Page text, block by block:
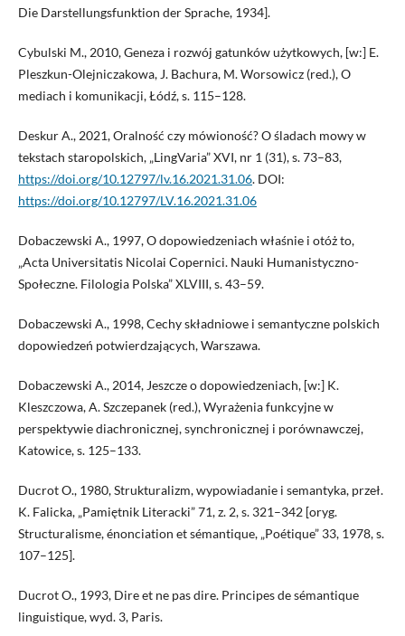
Die Darstellungsfunktion der Sprache, 1934].
Cybulski M., 2010, Geneza i rozwój gatunków użytkowych, [w:] E.
Pleszkun-Olejniczakowa, J. Bachura, M. Worsowicz (red.), O
mediach i komunikacji, Łódź, s. 115–128.
Deskur A., 2021, Oralność czy mówioność? O śladach mowy w
tekstach staropolskich, „LingVaria” XVI, nr 1 (31), s. 73–83,
https://doi.org/10.12797/lv.16.2021.31.06. DOI:
https://doi.org/10.12797/LV.16.2021.31.06
Dobaczewski A., 1997, O dopowiedzeniach właśnie i otóż to,
„Acta Universitatis Nicolai Copernici. Nauki Humanistyczno-
Społeczne. Filologia Polska” XLVIII, s. 43–59.
Dobaczewski A., 1998, Cechy składniowe i semantyczne polskich
dopowiedzeń potwierdzających, Warszawa.
Dobaczewski A., 2014, Jeszcze o dopowiedzeniach, [w:] K.
Kleszczowa, A. Szczepanek (red.), Wyrażenia funkcyjne w
perspektywie diachronicznej, synchronicznej i porównawczej,
Katowice, s. 125–133.
Ducrot O., 1980, Strukturalizm, wypowiadanie i semantyka, przeł.
K. Falicka, „Pamiętnik Literacki” 71, z. 2, s. 321–342 [oryg.
Structuralisme, énonciation et sémantique, „Poétique” 33, 1978, s.
107–125].
Ducrot O., 1993, Dire et ne pas dire. Principes de sémantique
linguistique, wyd. 3, Paris.